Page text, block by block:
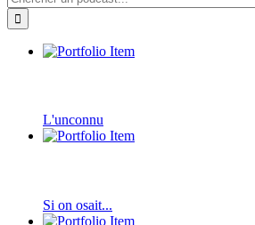
L'unconnu
Si on osait...